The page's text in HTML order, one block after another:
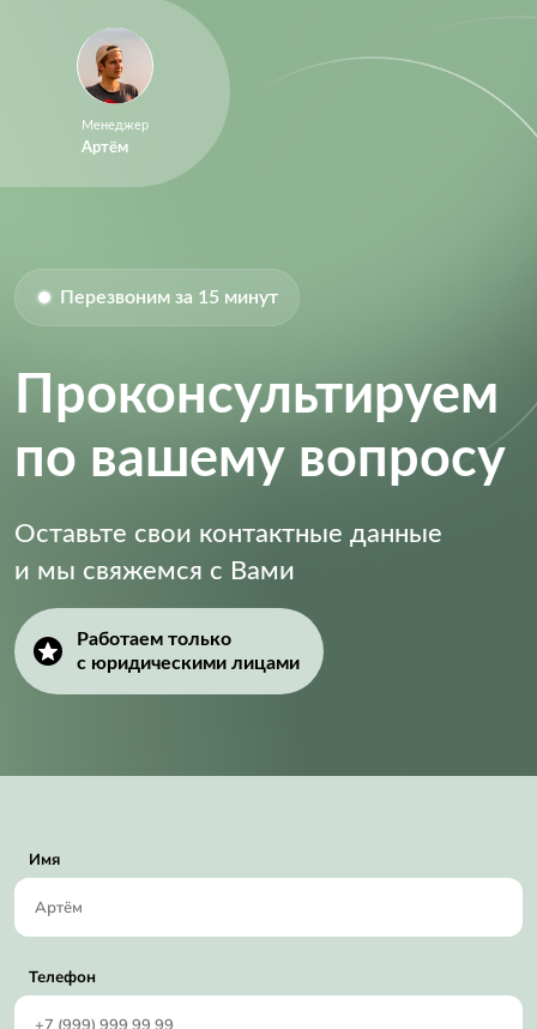
Менеджер
Артём
Перезвоним за 15 минут
Проконсультируем
по вашему вопросу
Оставьте свои контактные данные
и мы свяжемся с Вами
Работаем только
с юридическими лицами
Имя
Телефон